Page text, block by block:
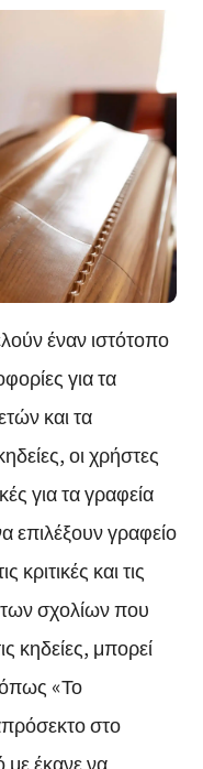
έναν ιστότοπο
για τα
και τα
οι χρήστες
για τα γραφεία
γραφείο
κριτικές και τις
σχολίων που
κηδείες, μπορεί
«Το
στο
με έκανε να